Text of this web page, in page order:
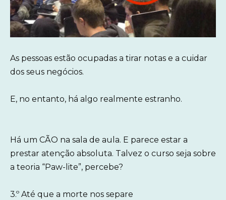
As pessoas estão ocupadas a tirar notas e a cuidar
dos seus negócios.
E, no entanto, há algo realmente estranho.
Há um CÃO na sala de aula. E parece estar a
prestar atenção absoluta. Talvez o curso seja sobre
a teoria “Paw-lite”, percebe?
3.º Até que a morte nos separe